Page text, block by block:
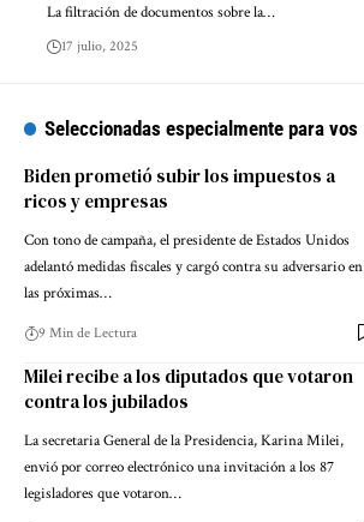
La filtración de documentos sobre la…
17 julio, 2025
Seleccionadas especialmente para vos
Biden prometió subir los impuestos a
ricos y empresas
Con tono de campaña, el presidente de Estados Unidos
adelantó medidas fiscales y cargó contra su adversario en
las próximas…
9 Min de Lectura
Milei recibe a los diputados que votaron
contra los jubilados
La secretaria General de la Presidencia, Karina Milei,
envió por correo electrónico una invitación a los 87
legisladores que votaron…